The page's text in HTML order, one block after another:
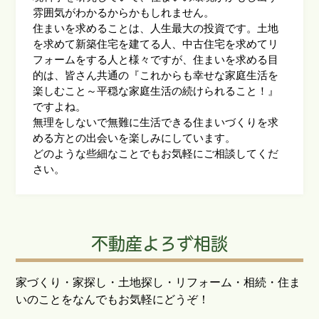
雰囲気がわかるからかもしれません。
住まいを求めることは、人生最大の投資です。土地
を求めて新築住宅を建てる人、中古住宅を求めてリ
フォームをする人と様々ですが、住まいを求める目
的は、皆さん共通の『これからも幸せな家庭生活を
楽しむこと～平穏な家庭生活の続けられること！』
ですよね。
無理をしないで無難に生活できる住まいづくりを求
める方との出会いを楽しみにしています。
どのような些細なことでもお気軽にご相談してくだ
さい。
不動産よろず相談
家づくり・家探し・土地探し・リフォーム・相続・住ま
いのことをなんでもお気軽にどうぞ！